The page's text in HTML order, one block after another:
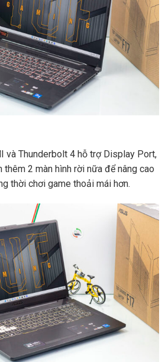
và Thunderbolt 4 hỗ trợ Display Port,
thêm 2 màn hình rời nữa để nâng cao
thời chơi game thoải mái hơn.